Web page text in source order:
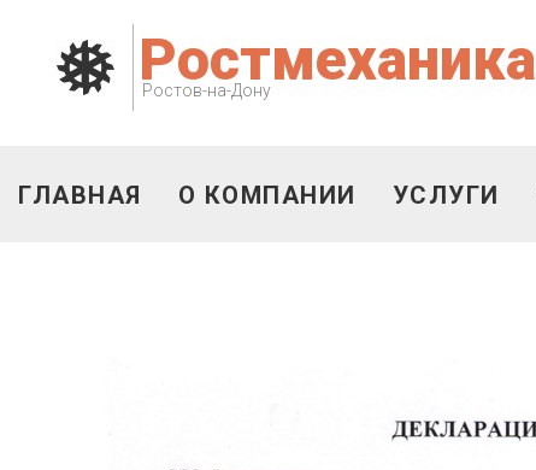
Ростмеханика
Ростов-на-Дону
ГЛАВНАЯ О КОМПАНИИ УСЛУГИ